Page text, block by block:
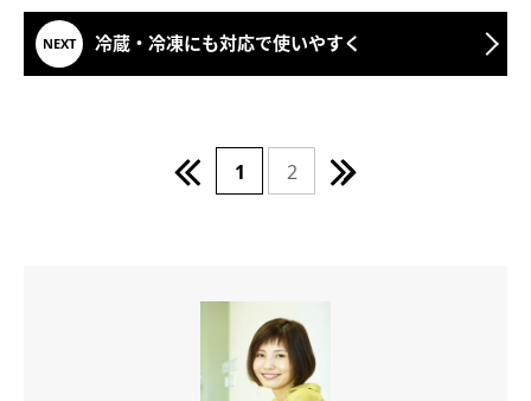
冷蔵・冷凍にも対応で使いやすく
1 2